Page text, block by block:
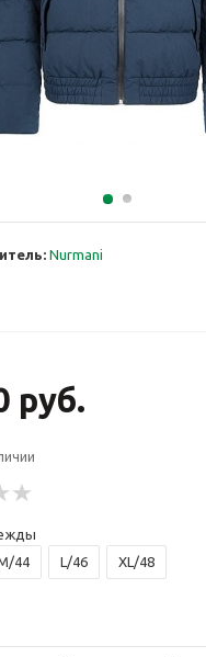
Nurmani
руб.
44 L/46 XL/48